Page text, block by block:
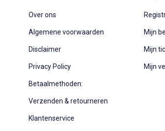
Over ons
Algemene voorwaarden
Disclaimer
Privacy Policy
Betaalmethoden:
Verzenden & retourneren
Klantenservice
Mijn
Mijn
Mijn